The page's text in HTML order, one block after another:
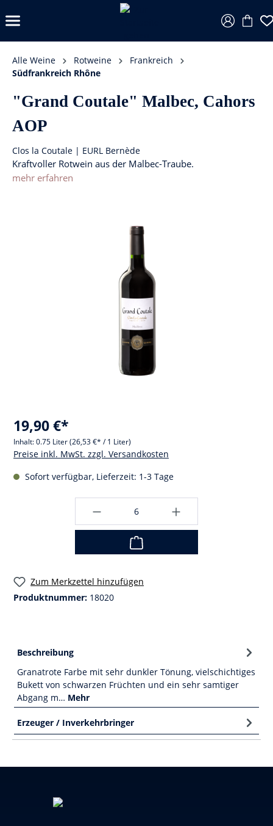
Alle Weine Rotweine
Frankreich
Südfrankreich Rhône
"Grand Coutale" Malbec, Cahors
AOP
Clos la Coutale | EURL Bernède
Kraftvoller Rotwein aus der Malbec-Traube.
mehr erfahren
19,90 €*
Inhalt:0.75 Liter(26,53 €* / 1 Liter)
Preise inkl. MwSt. zzgl. Versandkosten
Sofort verfügbar, Lieferzeit: 1-3 Tage
Zum Merkzettel hinzufügen
Produktnummer: 18020
Beschreibung
Granatrote Farbe mit sehr dunkler Tönung, vielschichtiges
Bukett von schwarzen Früchten und ein sehr samtiger
Abgang m… Mehr
Erzeuger / Inverkehrbringer